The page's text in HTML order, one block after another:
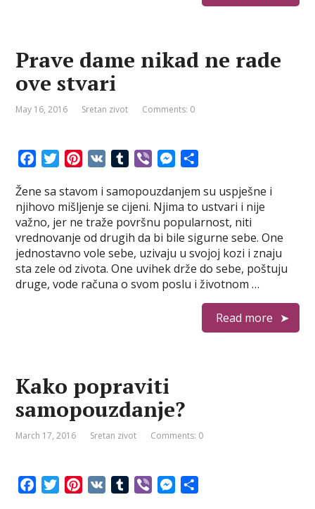
Prave dame nikad ne rade
ove stvari
May 16, 2016 Sretan zivot Comments: 0
c
e
b
o
o
k
T
i
t
t
e
r
n
t
e
r
e
s
m
b
l
r
b
e
r
M
s
s
e
n
g
e
a
r
e
Žene sa stavom i samopouzdanjem su uspješne i
njihovo mišljenje se cijeni. Njima to ustvari i nije
važno, jer ne traže površnu popularnost, niti
vrednovanje od drugih da bi bile sigurne sebe. One
jednostavno vole sebe, uzivaju u svojoj kozi i znaju
sta zele od zivota. One uvihek drže do sebe, poštuju
druge, vode računa o svom poslu i životnom …
Read more
Kako popraviti
samopouzdanje?
March 17, 2016 Sretan zivot Comments: 0
T
M